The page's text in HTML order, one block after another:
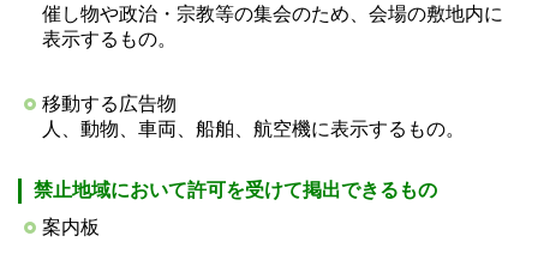
催し物や政治・宗教等の集会のため、会場の敷地内に
表示するもの。
移動する広告物
人、動物、車両、船舶、航空機に表示するもの。
禁止地域において許可を受けて掲出できるもの
案内板